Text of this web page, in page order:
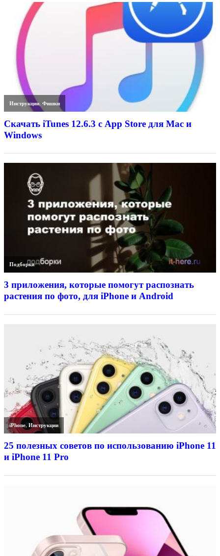
Инструкции,Фишки
Скачать iTunes 12.6.3 с App Store для Mac и
Windows
Подборки
3 приложения, которые помогут распознать
растения по фото, для iPhone и Android
iPhone,Инструкции
25 полезных советов по использованию iPhone 11
и iPhone 11 Pro